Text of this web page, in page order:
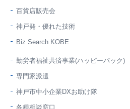
百貨店販売会
神戸発・優れた技術
Biz Search KOBE
勤労者福祉共済事業(ハッピーパック)
専門家派遣
神戸市中小企業DXお助け隊
各種相談窓口